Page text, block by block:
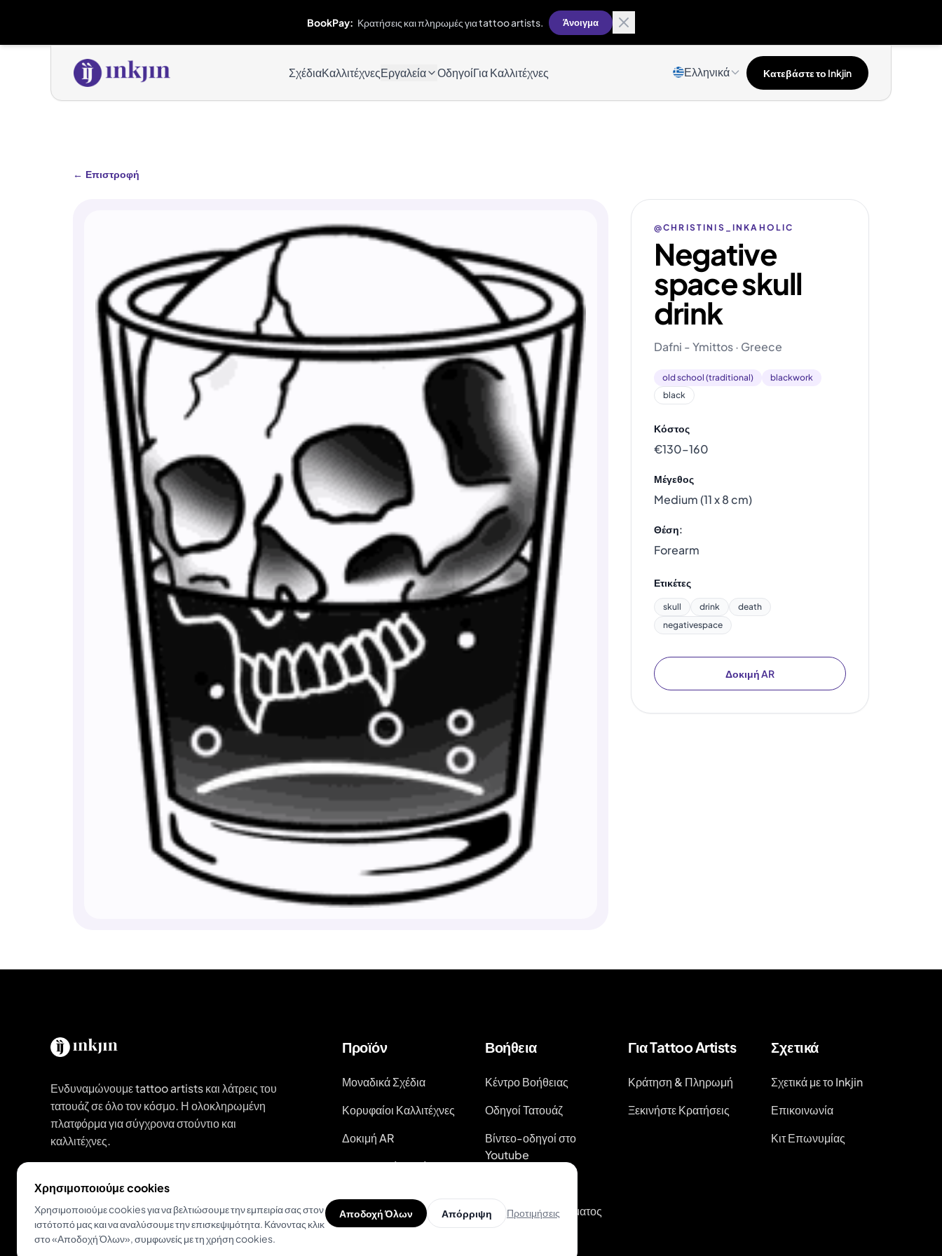
BookPay: Κρατήσεις και πληρωμές για tattoo artists. Άνοιγμα
ΣχέδιαΚαλλιτέχνεςΕργαλεία ΟδηγοίΓια Καλλιτέχνες Ελληνικά Κατεβάστε το Inkjin
← Επιστροφή
@CHRISTINIS_INKAHOLIC
Negative
space skull
drink
Dafni - Ymittos · Greece
old school (traditional)
blackwork
black
Κόστος
€130–160
Μέγεθος
Medium (11 x 8 cm)
Θέση:
Forearm
Ετικέτες
skull drink
death
negativespace
Δοκιμή AR
Ενδυναμώνουμε tattoo artists και λάτρεις του
τατουάζ σε όλο τον κόσμο. Η ολοκληρωμένη
πλατφόρμα για σύγχρονα στούντιο και
καλλιτέχνες.
Κατέβασε το Inkjin
Προϊόν
Μοναδικά Σχέδια
Κορυφαίοι Καλλιτέχνες
Δοκιμή AR
AI Εκτιμητής Τιμής
Τατουάζ
Βοήθεια
Κέντρο Βοήθειας
Οδηγοί Τατουάζ
Βίντεο-οδηγοί στο
Youtube
Κατάσταση Συστήματος
Για Tattoo Artists
Κράτηση & Πληρωμή
Ξεκινήστε Κρατήσεις
Σχετικά
Σχετικά με το Inkjin
Επικοινωνία
Κιτ Επωνυμίας
Χρησιμοποιούμε cookies
Χρησιμοποιούμε cookies για να βελτιώσουμε την εμπειρία σας στον
ιστότοπό μας και να αναλύσουμε την επισκεψιμότητα. Κάνοντας κλικ
στο «Αποδοχή Όλων», συμφωνείς με τη χρήση cookies.
Αποδοχή Όλων Απόρριψη Προτιμήσεις